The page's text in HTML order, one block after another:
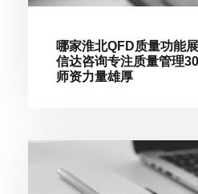
哪家淮北QFD质量功能
信达咨询专注质量管理
师资力量雄厚